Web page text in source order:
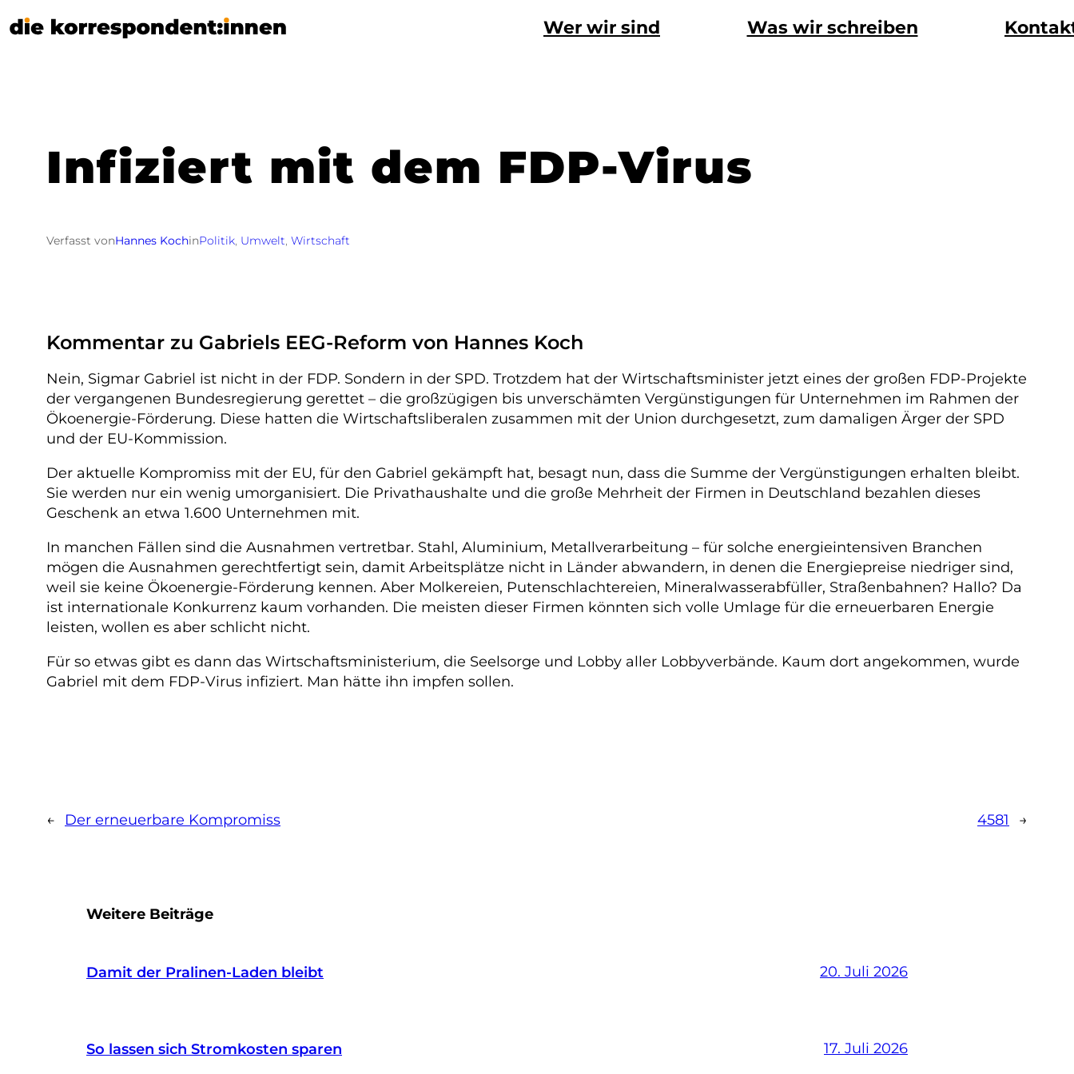
Wer wir sind Was wir schreiben
Infiziert mit dem FDP-Virus
Verfasst vonHannes KochinPolitik, Umwelt, Wirtschaft
Kommentar zu Gabriels EEG-Reform von Hannes Koch
Nein, Sigmar Gabriel ist nicht in der FDP. Sondern in der SPD. Trotzdem hat der Wirtschaftsminister jetzt eines der großen FDP-Projekte
der vergangenen Bundesregierung gerettet – die großzügigen bis unverschämten Vergünstigungen für Unternehmen im Rahmen der
Ökoenergie-Förderung. Diese hatten die Wirtschaftsliberalen zusammen mit der Union durchgesetzt, zum damaligen Ärger der SPD
und der EU-Kommission.
Der aktuelle Kompromiss mit der EU, für den Gabriel gekämpft hat, besagt nun, dass die Summe der Vergünstigungen erhalten bleibt.
Sie werden nur ein wenig umorganisiert. Die Privathaushalte und die große Mehrheit der Firmen in Deutschland bezahlen dieses
Geschenk an etwa 1.600 Unternehmen mit.
In manchen Fällen sind die Ausnahmen vertretbar. Stahl, Aluminium, Metallverarbeitung – für solche energieintensiven Branchen
mögen die Ausnahmen gerechtfertigt sein, damit Arbeitsplätze nicht in Länder abwandern, in denen die Energiepreise niedriger sind,
weil sie keine Ökoenergie-Förderung kennen. Aber Molkereien, Putenschlachtereien, Mineralwasserabfüller, Straßenbahnen? Hallo? Da
ist internationale Konkurrenz kaum vorhanden. Die meisten dieser Firmen könnten sich volle Umlage für die erneuerbaren Energie
leisten, wollen es aber schlicht nicht.
Für so etwas gibt es dann das Wirtschaftsministerium, die Seelsorge und Lobby aller Lobbyverbände. Kaum dort angekommen, wurde
Gabriel mit dem FDP-Virus infiziert. Man hätte ihn impfen sollen.
← Der erneuerbare Kompromiss 4581 →
Weitere Beiträge
Damit der Pralinen-Laden bleibt 20. Juli 2026
So lassen sich Stromkosten sparen 17. Juli 2026